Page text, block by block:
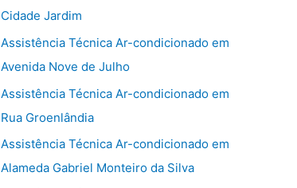
Cidade Jardim
Assistência Técnica Ar-condicionado em
Avenida Nove de Julho
Assistência Técnica Ar-condicionado em
Rua Groenlândia
Assistência Técnica Ar-condicionado em
Alameda Gabriel Monteiro da Silva